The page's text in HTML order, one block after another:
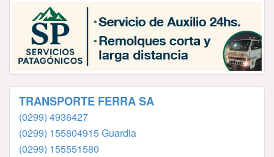
TRANSPORTE FERRA SA
(0299) 4936427
(0299) 155804915 Guardia
(0299) 155551580